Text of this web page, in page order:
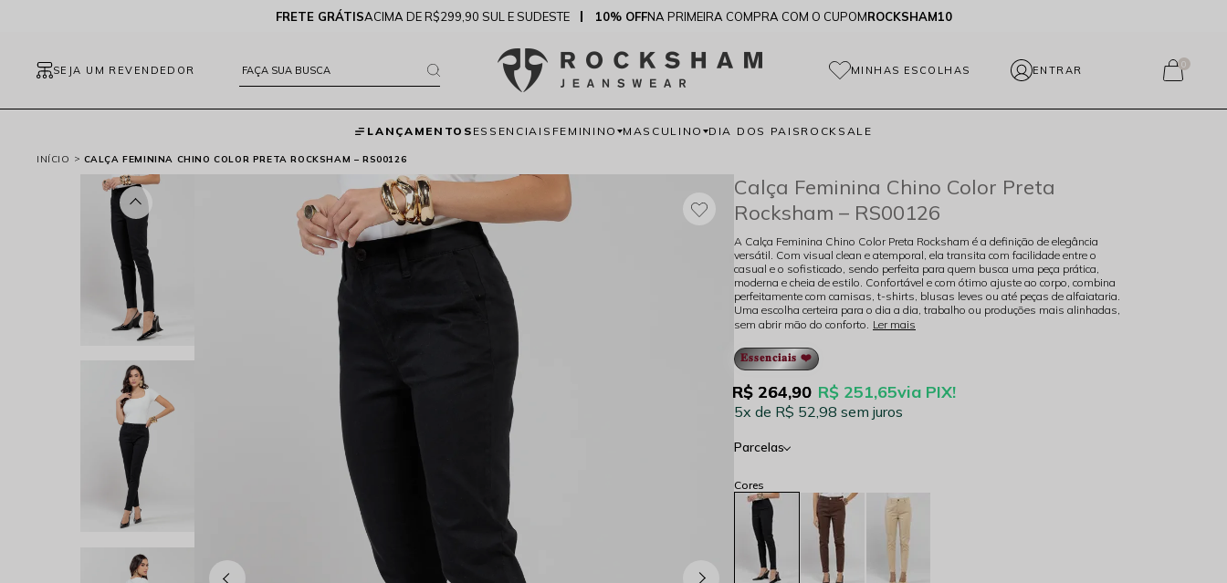
FRETE GRÁTISACIMA DE R$299,90 SUL E SUDESTE 10% OFFNA PRIMEIRA COMPRA COM O CUPOMROCKSHAM10
SEJA UM REVENDEDOR MINHAS ESCOLHAS 0
LANÇAMENTOS ESSENCIAIS FEMININO MASCULINO DIA DOS PAIS ROCKSALE
INÍCIO CALÇA FEMININA CHINO COLOR PRETA ROCKSHAM – RS00126
Calça Feminina Chino Color Preta
Rocksham – RS00126
A Calça Feminina Chino Color Preta Rocksham é a definição de elegância
versátil. Com visual clean e atemporal, ela transita com facilidade entre o
casual e o sofisticado, sendo perfeita para quem busca uma peça prática,
moderna e cheia de estilo. Confortável e com ótimo ajuste ao corpo, combina
perfeitamente com camisas, t-shirts, blusas leves ou até peças de alfaiataria.
Uma escolha certeira para o dia a dia, trabalho ou produções mais alinhadas,
sem abrir mão do conforto. Ler mais
𝐄𝐬𝐬𝐞𝐧𝐜𝐢𝐚𝐢𝐬 ❤️
R$ 251,65via PIX!
R$ 264,90
5x R$ 52,98 sem juros
Parcelas